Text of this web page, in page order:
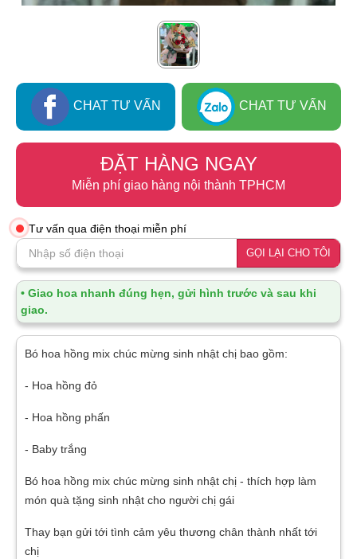
CHAT TƯ VẤN CHAT TƯ VẤN
ĐẶT HÀNG NGAY
Miễn phí giao hàng nội thành TPHCM
Tư vấn qua điện thoại miễn phí
GỌI LẠI CHO TÔI
• Giao hoa nhanh đúng hẹn, gửi hình trước và sau khi
giao.
Bó hoa hồng mix chúc mừng sinh nhật chị bao gồm:
- Hoa hồng đỏ
- Hoa hồng phấn
- Baby trắng
Bó hoa hồng mix chúc mừng sinh nhật chị - thích hợp làm
món quà tặng sinh nhật cho người chị gái
Thay bạn gửi tới tình cảm yêu thương chân thành nhất tới
chị